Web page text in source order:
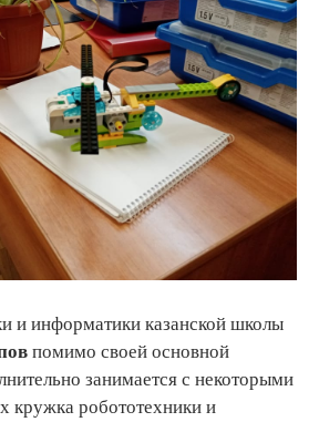
и информатики казанской школы
помимо своей основной
занимается с некоторыми
кружка робототехники и